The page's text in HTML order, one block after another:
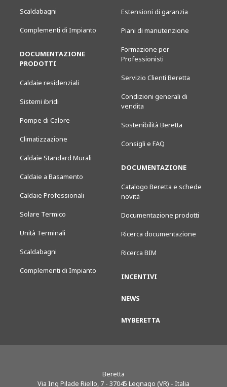
Scaldabagni
Complementi di Impianto
DOCUMENTAZIONE
PRODOTTI
Caldaie residenziali
Sistemi ibridi
Pompe di Calore
Climatizzazione
Caldaie Standard Murali
Caldaie a Basamento
Caldaie Professionali
Solare Termico
Unità Terminali
Scaldabagni
Complementi di Impianto
Estensioni di garanzia
Piani di manutenzione
Formazione per
Professionisti
Servizio Clienti Beretta
Condizioni generali di
vendita
Sostenibilità Beretta
Consigli e FAQ
DOCUMENTAZIONE
Catalogo Beretta e schede
novità
Documentazione prodotti
Ricerca documentazione
Ricerca BIM
INCENTIVI
NEWS
MYBERETTA
Beretta
Via Ing Pilade Riello, 7 - 37045 Legnago (VR) - Italia